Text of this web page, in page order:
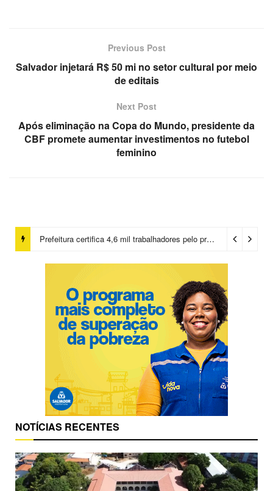
Previous Post
Salvador injetará R$ 50 mi no setor cultural por meio
de editais
Next Post
Após eliminação na Copa do Mundo, presidente da
CBF promete aumentar investimentos no futebol
feminino
Prefeitura certifica 4,6 mil trabalhadores pelo programa Treinar para Empregar e realiza Feirão de Empregabilidade
NOTÍCIAS RECENTES